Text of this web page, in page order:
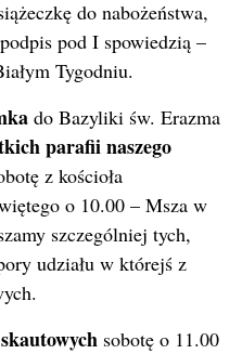
do nabożeństwa,
pod I spowiedzią –
Tygodniu.
do Bazyliki św. Erazma
parafii naszego
z kościoła
o 10.00 – Msza w
szczególniej tych,
udziału w którejś z
sobotę o 11.00